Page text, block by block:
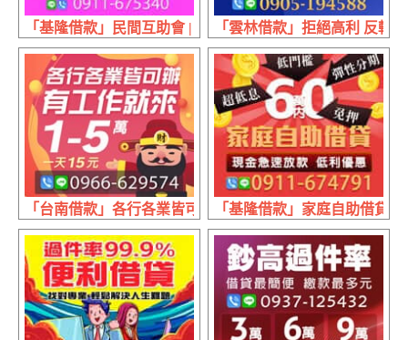
「基隆借款」民間互助會 | 本利攤還 拒息滾息
「雲林借款」拒絕高利 反轉
「台南借款」各行各業皆可辦 有工作來就借 | 1~5萬 1天15元
「基隆借款」家庭自助借貸